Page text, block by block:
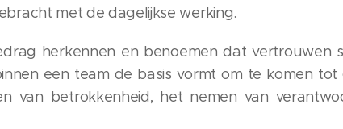
met de dagelijkse werking.
herkennen en benoemen dat
een team de basis vormt om te komen
van betrokkenheid, het nemen van